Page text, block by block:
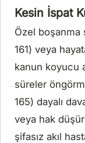
Kesin İspat
Özel boşanma
161) veya
kanun koyucu
süreler
165) dayalı
veya hak
şifasız akıl